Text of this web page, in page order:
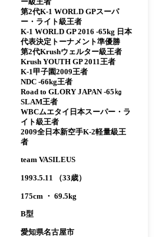
第2代K-1 WORLD GPスーパ
ー・ライト級王者
K-1 WORLD GP 2016 -65kg 日本
代表決定トーナメント準優勝
第2代Krushウェルター級王者
Krush YOUTH GP 2011王者
K-1甲子園2009王者
NDC -66kg王者
Road to GLORY JAPAN -65㎏
SLAM王者
WBCムエタイ日本スーパー・ラ
イト級王者
2009全日本新空手K-2軽量級王
者
team VASILEUS
1993.5.11 （33歳）
175cm ・ 69.5kg
B型
愛知県名古屋市